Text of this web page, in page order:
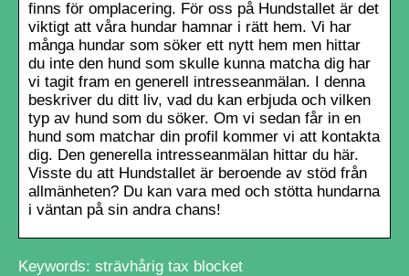
finns för omplacering. För oss på Hundstallet är det
viktigt att våra hundar hamnar i rätt hem. Vi har
många hundar som söker ett nytt hem men hittar
du inte den hund som skulle kunna matcha dig har
vi tagit fram en generell intresseanmälan. I denna
beskriver du ditt liv, vad du kan erbjuda och vilken
typ av hund som du söker. Om vi sedan får in en
hund som matchar din profil kommer vi att kontakta
dig. Den generella intresseanmälan hittar du här.
Visste du att Hundstallet är beroende av stöd från
allmänheten? Du kan vara med och stötta hundarna
i väntan på sin andra chans!
Keywords: strävhårig tax blocket